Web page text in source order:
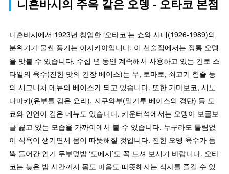
니혼바시의 주옥 같은 오뎅 - 오타코 본점
니혼바시에서 1923년 창업한 ‘오타코’는 쇼와 시대(1926-1989)의
분위기가 물씬 풍기는 이자카야입니다. 이 선술집에서는 정통 오뎅
을 맛볼 수 있습니다. 수십 년 동안 계속해서 사용하고 있는 간토 스
타일의 육수(진한 맛의 간장 베이스)는 무, 토마토, 쇠고기 힘줄 등
의 시그니처 메뉴의 베이스가 되고 있습니다. 또한 가마보코, 시노
다마키(유부를 감은 요리), 지쿠와부(밀가루 베이스의 경단) 등 도
쿄와 인연이 깊은 메뉴도 있습니다. 카운터석에서는 오뎅이 보글보
글 끓고 있는 모습을 가까이에서 볼 수 있습니다. 누구라도 틀림없
이 식욕이 생기면서 몸이 따뜻해질 것입니다. 진한 오뎅 육수가 듬
뿍 들어간 인기 두부덮밥 ‘도메시’도 꼭 드셔 보시기 바랍니다. 오타
코는 늦은 밤 시간까지 몸도 마음도 따뜻해지는 식사를 즐길 수 있